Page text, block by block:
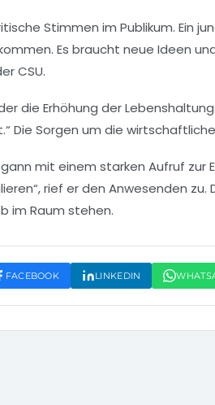
Stimmen im Publikum. Ein
Es braucht neue Ideen
CSU.
die Erhöhung der
Die Sorgen um die
mit einem starken Aufruf zur
rief er den Anwesenden
im Raum stehen.
FACEBOOK LINKEDIN